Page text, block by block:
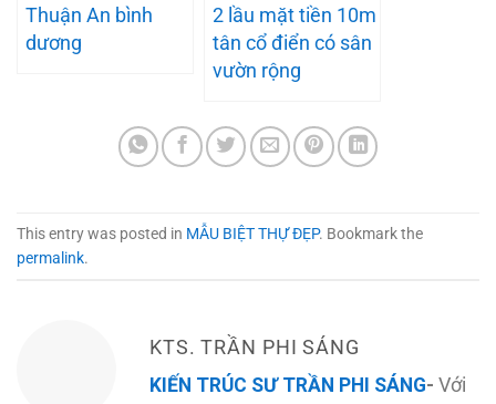
Thuận An bình
dương
2 lầu mặt tiền 10m
tân cổ điển có sân
vườn rộng
This entry was posted in MẪU BIỆT THỰ ĐẸP. Bookmark the
permalink.
KTS. TRẦN PHI SÁNG
KIẾN TRÚC SƯ TRẦN PHI SÁNG- Với